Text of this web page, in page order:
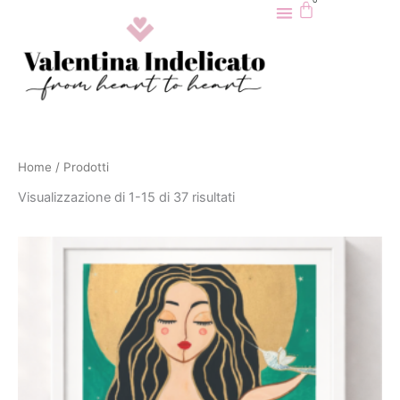
contenuto
Home / Prodotti
Visualizzazione di 1-15 di 37 risultati
prezzo:
CHF 25.00
CHF 260.00